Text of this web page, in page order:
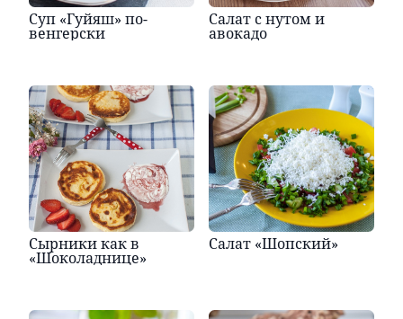
Суп «Гуйяш» по-
венгерски
Салат с нутом и
авокадо
Сырники как в
«Шоколаднице»
Салат «Шопский»